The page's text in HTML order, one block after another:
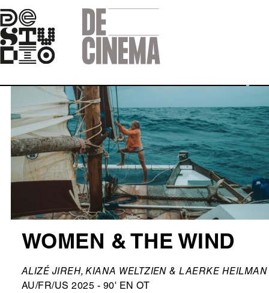
Skip
to
main
navigation
WOMEN & THE WIND
Ondertitel
ALIZÉ JIREH, KIANA WELTZIEN & LAERKE HEILMAN
AU/FR/US 2025 - 90' EN OT